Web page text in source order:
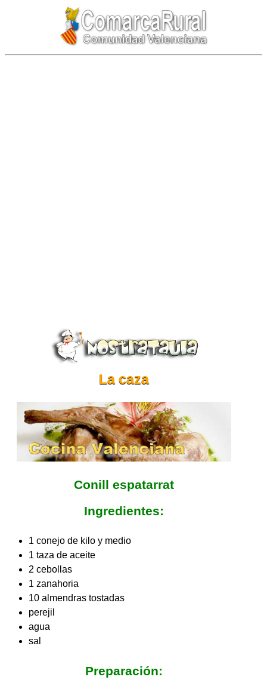
La caza
Conill espatarrat
Ingredientes:
1 conejo de kilo y medio
1 taza de aceite
2 cebollas
1 zanahoria
10 almendras tostadas
perejil
agua
sal
Preparación: